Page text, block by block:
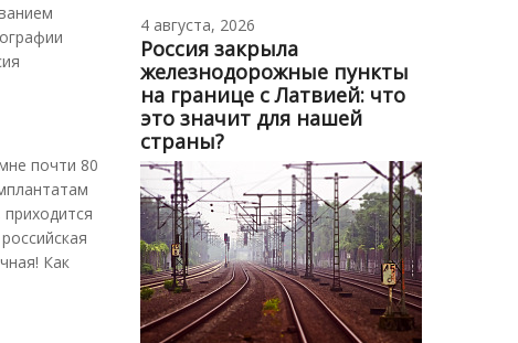
почти 80
Как
4 августа, 2026
Россия закрыла
железнодорожные пункты
на границе с Латвией: что
это значит для нашей
страны?